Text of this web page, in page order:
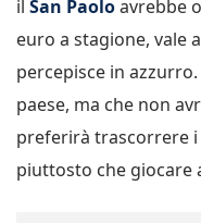
il San Paoloavrebbe
euro a stagione, vale
percepisce in
paese, ma che non
preferirà trascorrere
piuttosto che giocare